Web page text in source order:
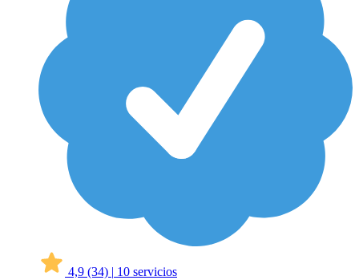
4,9 (34) | 10 servicios